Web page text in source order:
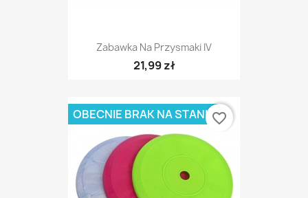
Zabawka Na Przysmaki IV
21,99 zł
OBECNIE BRAK NA STANIEfavorite_border